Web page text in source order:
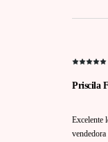
Priscila
Excelente